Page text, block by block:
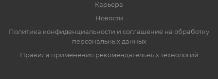
Карьера
Новости
Политика конфиденциальности и соглашение на обработку
персональных данных
Правила применения рекомендательных технологий